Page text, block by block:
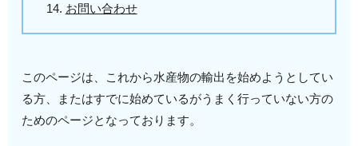
お問い合わせ
このページは、これから水産物の輸出を始めようとしてい
る方、またはすでに始めているがうまく行っていない方の
ためのページとなっております。